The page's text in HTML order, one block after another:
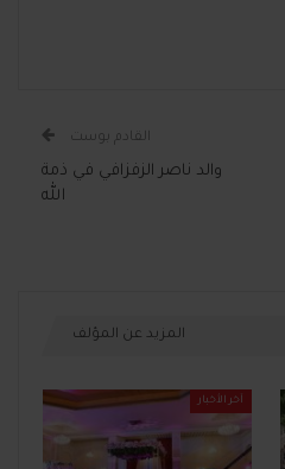
القادم بوست
والد ناصر الزفزافي في ذمة
الله
المزيد عن المؤلف
آخر الأخبار